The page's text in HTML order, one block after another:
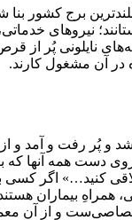
نایلونی پُر
و پُر رفت و آمد
دست همه‌ آنها که
کنید…» اگر
همراهِ بیماران
اختصاصی‌ست و از